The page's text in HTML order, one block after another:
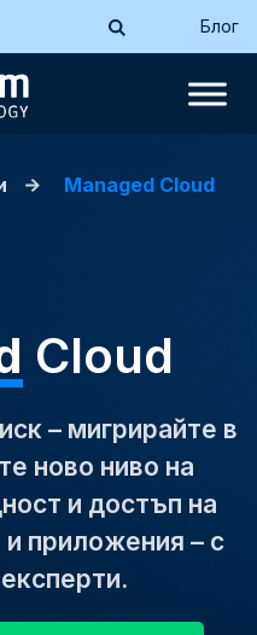
Блог
Managed Cloud
Cloud
– мигрирайте в
ново ниво на
и достъп на
приложения – с